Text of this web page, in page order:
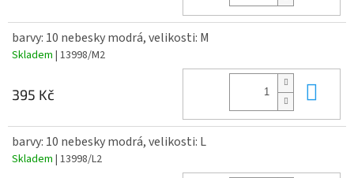
barvy: 10 nebesky modrá, velikosti: M
Skladem | 13998/M2
395 Kč
barvy: 10 nebesky modrá, velikosti: L
Skladem | 13998/L2